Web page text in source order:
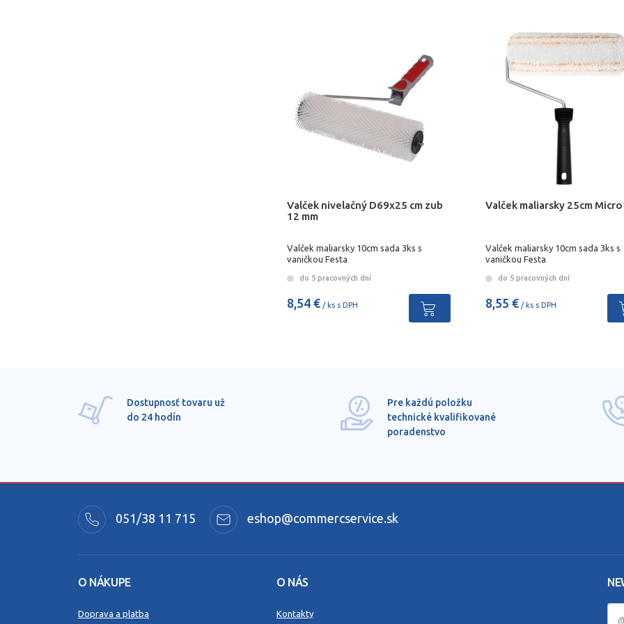
Valček nivelačný D69x25 cm zub
12 mm
Valček maliarsky 10cm sada 3ks s
vaničkou Festa
do 5 pracovných dní
8,54 € / ks s DPH
Valček maliarsky 25cm
Valček maliarsky 10cm sada 3ks s
vaničkou Festa
do 5 pracovných dní
8,55 €/ ks s DPH
Dostupnosť tovaru už
do 24 hodín
Pre každú položku
technické kvalifikované
poradenstvo
051/38 11 715 eshop@commercservice.sk
O NÁKUPE
Doprava a platba
O NÁS
Kontakty